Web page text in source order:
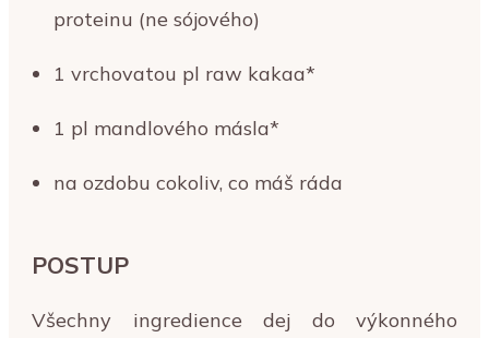
proteinu (ne sójového)
1 vrchovatou pl raw kakaa*
1 pl mandlového másla*
na ozdobu cokoliv, co máš ráda
POSTUP
Všechny ingredience dej do výkonného